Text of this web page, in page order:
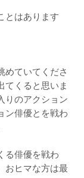
とはあります
めていてくださ
てくると思いま
りのアクション
ン俳優とを戦わ
る俳優を戦わ
おヒマな方は最